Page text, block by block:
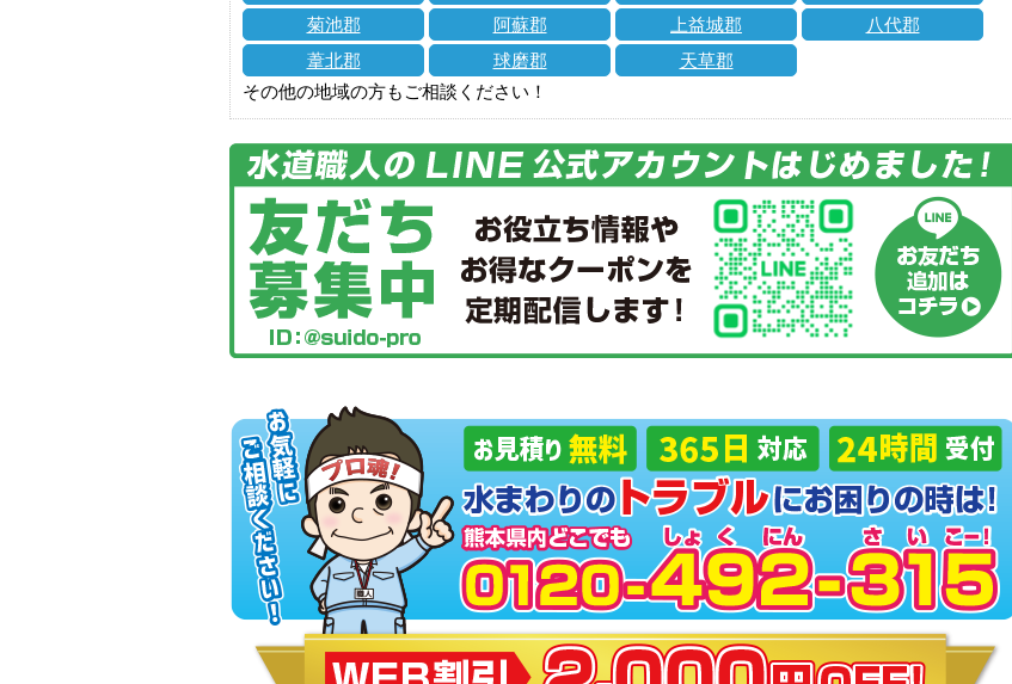
菊池郡
阿蘇郡 上益城郡
八代郡
葦北郡
球磨郡
天草郡
その他の地域の方もご相談ください！